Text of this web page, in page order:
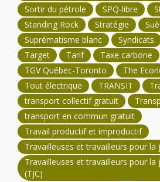
Sortir du pétrole
SPQ-libre
Standing Rock
Stratégie
Suprématisme blanc
Syndicats
Target
Tarif Taxe carbone
TGV Québec-Toronto
The
Tout électrique
TRANSIT
transport collectif gratuit
transport en commun gratuit
Travail productif et improductif
Travailleuses et travailleurs pour la
Travailleuses et travailleurs pour la
(TJC)